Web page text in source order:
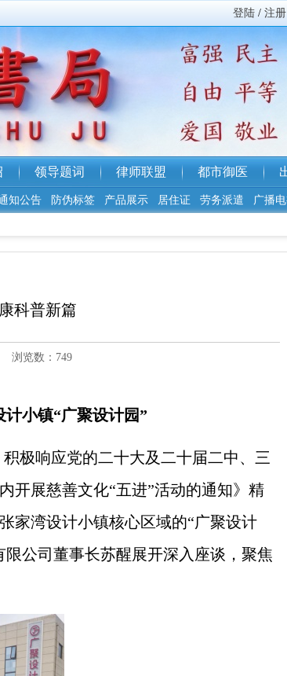
登陆 / 注册
领导题词 律师联盟 都市御医
防伪标签 产品展示 居住证 劳务派遣 广播电视 人
科普新篇
浏览数：749
小镇“广聚设计园”
极响应党的二十大及二十届二中、三
开展慈善文化“五进”活动的通知》精
家湾设计小镇核心区域的“广聚设计
公司董事长苏醒展开深入座谈，聚焦